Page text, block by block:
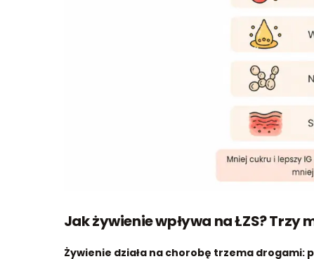
Jak żywienie wpływa na ŁZS? Trzy
Żywienie działa na chorobę trzema drogami: